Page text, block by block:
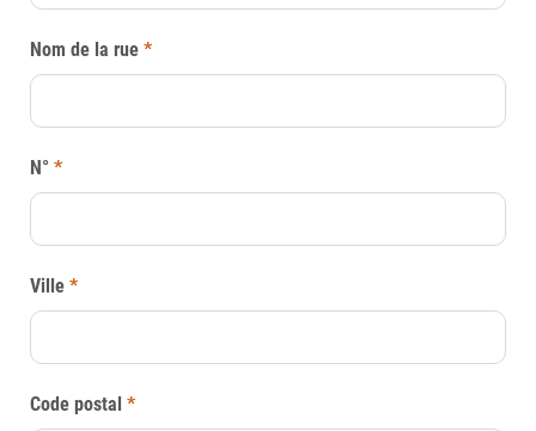
Nom de la rue *
N° *
Ville *
Code postal *